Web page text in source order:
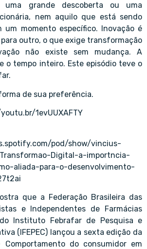
uma grande descoberta ou uma
nem aquilo que está sendo
um momento específico. Inovação é
outro, o que exige transformação
não existe sem mudança. A
o tempo inteiro. Este episódio teve o
de sua preferência.
1evUUXAFTY
pod/show/vincius-
Digital-a-importncia-
aliada-para-o-desenvolvimento-
que a Federação Brasileira das
e Independentes de Farmácias
Instituto Febrafar de Pesquisa e
(IFEPEC) lançou a sexta edição da
Comportamento do consumidor em